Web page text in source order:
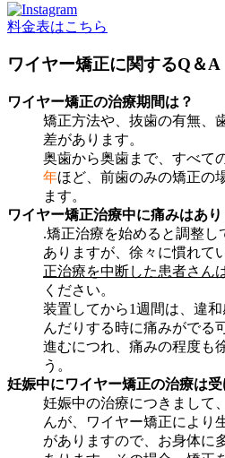
料金表はこちら
ワイヤー矯正に関するQ＆A
ワイヤー矯正の治療期間は？
矯正方法や、抜歯の有無、
差があります。
奥歯から奥歯まで、すべて
年ほど、前歯のみの矯正の
ます。
ワイヤー矯正治療中に痛みはあり
.矯正治療を始めると調整し
ありますが、徐々に慣れて
正治療を中断した患者さん
ください。
装置してから1週間は、違
んだりする時に痛みがでる
進むにつれ、痛みの程度も
う。
妊娠中にワイヤー矯正の治療は
妊娠中の治療につきまして
んが、ワイヤー矯正により
がありますので、お身体に